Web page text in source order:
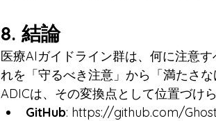
8. 結論
医療AIガイドライン群は、何に注意
れを「守るべき注意」から「満たさ
ADICは、その変換点として位置づけら
GitHub: https://github.com/